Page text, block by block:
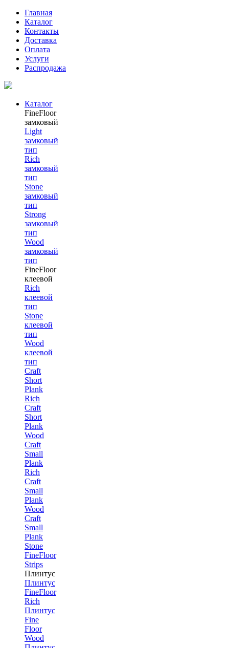
Главная
Каталог
Контакты
Доставка
Оплата
Услуги
Распродажа
Каталог
FineFloor
замковый
Light
замковый
тип
Rich
замковый
тип
Stone
замковый
тип
Strong
замковый
тип
Wood
замковый
тип
FineFloor
клеевой
Rich
клеевой
тип
Stone
клеевой
тип
Wood
клеевой
тип
Craft
Short
Plank
Rich
Craft
Short
Plank
Wood
Craft
Small
Plank
Rich
Craft
Small
Plank
Wood
Craft
Small
Plank
Stone
FineFloor
Strips
Плинтус
Плинтус
FineFloor
Rich
Плинтус
Fine
Floor
Wood